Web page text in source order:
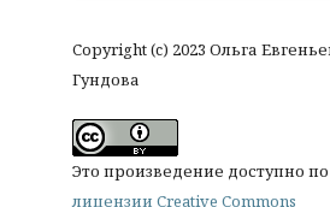
Copyright (c) 2023 Ольга
Гундова
Это произведение доступно по
лицензии Creative Commons